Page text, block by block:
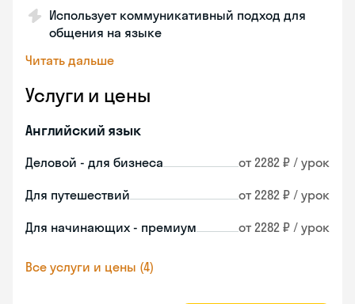
Использует коммуникативный подход для
общения на языке
Читать дальше
Услуги и цены
Английский язык
Деловой - для бизнеса от 2282 ₽ / урок
Для путешествий от 2282 ₽ / урок
Для начинающих - премиум от 2282 ₽ / урок
Все услуги и цены (4)